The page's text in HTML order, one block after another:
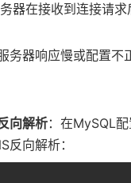
器在接收到连接请
务器响应慢或配置不
向解析：在MySQL
反向解析：